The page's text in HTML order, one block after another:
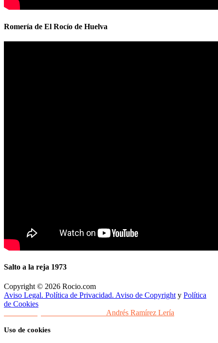
Romería de El Rocío de Huelva
Salto a la reja 1973
Copyright © 2026 Rocio.com
Aviso Legal. Política de Privacidad. Aviso de Copyright y Política
de Cookies
Andrés Ramírez Lería
Uso de cookies